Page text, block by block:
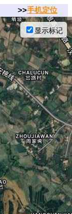
>>手机定位
显示标记